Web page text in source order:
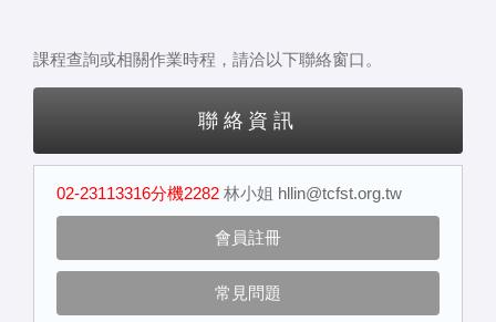
課程查詢或相關作業時程，請洽以下聯絡窗口。
聯絡資訊
02-23113316分機2282 林小姐 hllin@tcfst.org.tw
會員註冊
常見問題